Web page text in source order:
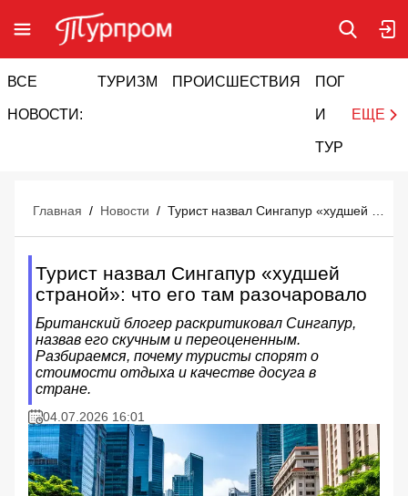
ВСЕ
НОВОСТИ:
ТУРИЗМ ПРОИСШЕСТВИЯ ПОГОДА
И
ТУРИЗМ
ЕЩЕ
Главная / Новости /
Турист назвал Сингапур «худшей
страной»: что его там разочаровало
Британский блогер раскритиковал Сингапур,
назвав его скучным и переоцененным.
Разбираемся, почему туристы спорят о
стоимости отдыха и качестве досуга в
стране.
04.07.2026 16:01